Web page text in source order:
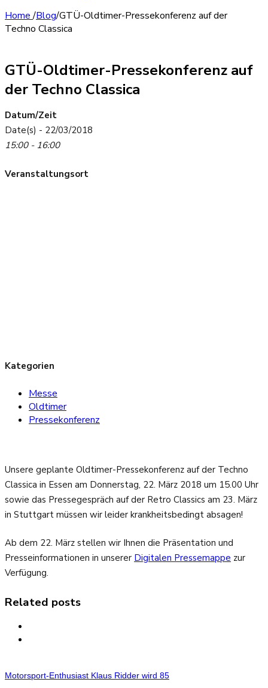
Home/Blog/GTÜ-Oldtimer-Pressekonferenz auf der
Techno Classica
GTÜ-Oldtimer-Pressekonferenz auf
der Techno Classica
Datum/Zeit
Date(s) - 22/03/2018
15:00 - 16:00
Veranstaltungsort
Kategorien
Messe
Oldtimer
Pressekonferenz
Unsere geplante Oldtimer-Pressekonferenz auf der Techno
Classica in Essen am Donnerstag, 22. März 2018 um 15.00 Uhr
sowie das Pressegespräch auf der Retro Classics am 23. März
in Stuttgart müssen wir leider krankheitsbedingt absagen!
Ab dem 22. März stellen wir Ihnen die Präsentation und
Presseinformationen in unserer Digitalen Pressemappe zur
Verfügung.
Related posts
Motorsport-Enthusiast Klaus Ridder wird 85